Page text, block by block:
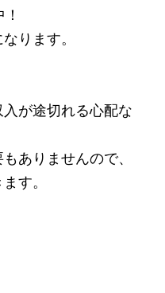
ります。
が途切れる心配な
ありませんので、
す。